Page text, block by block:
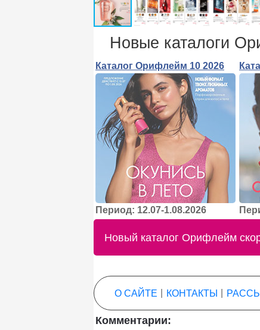
Новые каталоги
Каталог Орифлейм 10 2026
Период: 12.07-1.08.2026
Новый каталог Орифлейм
О САЙТЕ КОНТАКТЫ
Комментарии: